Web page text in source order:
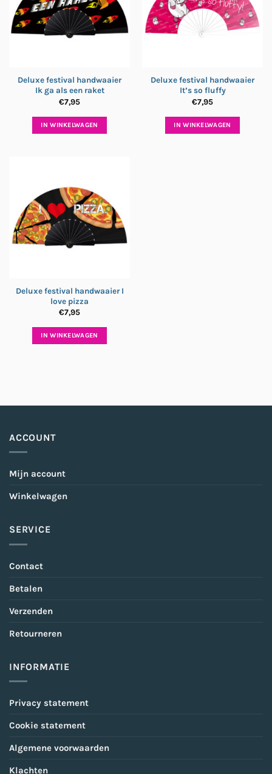
Deluxe festival handwaaier
Ik ga als een raket
€7,95
IN WINKELWAGEN
Deluxe festival handwaaier
It’s so fluffy
€7,95
IN WINKELWAGEN
Deluxe festival handwaaier I
love pizza
€7,95
IN WINKELWAGEN
ACCOUNT
Mijn account
Winkelwagen
SERVICE
Contact
Betalen
Verzenden
Retourneren
INFORMATIE
Privacy statement
Cookie statement
Algemene voorwaarden
Klachten